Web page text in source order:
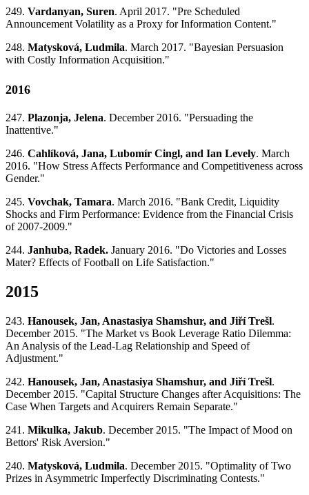
249. Vardanyan, Suren. April 2017. "Pre Scheduled
Announcement Volatility as a Proxy for Information Content."
248. Matysková, Ludmila. March 2017. "Bayesian Persuasion
with Costly Information Acquisition."
2016
247. Plazonja, Jelena. December 2016. "Persuading the
Inattentive."
246. Cahlíková, Jana, Lubomír Cingl, and Ian Levely. March
2016. "How Stress Affects Performance and Competitiveness across
Gender."
245. Vovchak, Tamara. March 2016. "Bank Credit, Liquidity
Shocks and Firm Performance: Evidence from the Financial Crisis
of 2007-2009."
244. Janhuba, Radek. January 2016. "Do Victories and Losses
Mater? Effects of Football on Life Satisfaction."
2015
243. Hanousek, Jan, Anastasiya Shamshur, and Jiří Trešl.
December 2015. "The Market vs Book Leverage Ratio Dilemma:
An Analysis of the Lead-Lag Relationship and Speed of
Adjustment."
242. Hanousek, Jan, Anastasiya Shamshur, and Jiří Trešl.
December 2015. "Capital Structure Changes after Acquisitions: The
Case When Targets and Acquirers Remain Separate."
241. Mikulka, Jakub. December 2015. "The Impact of Mood on
Bettors' Risk Aversion."
240. Matysková, Ludmila. December 2015. "Optimality of Two
Prizes in Asymmetric Imperfectly Discriminating Contests."